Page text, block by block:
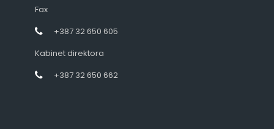
Fax
+387 32 650 605
Kabinet direktora
+387 32 650 662